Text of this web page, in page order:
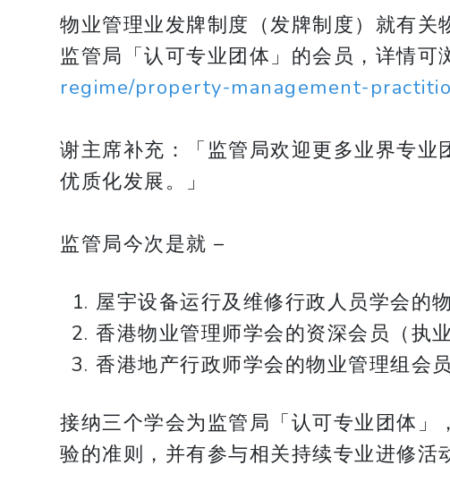
物业管理业发牌制度（发牌制度）就有
监管局「认可专业团体」的会员，详情可
regime/property-management-
谢主席补充：「监管局欢迎更多业界专
优质化发展。」
监管局今次是就 –
屋宇设备运行及维修行政人员学会的
香港物业管理师学会的资深会员（执
香港地产行政师学会的物业管理组会
接纳三个学会为监管局「认可专业团体
验的准则，并有参与相关持续专业进修活